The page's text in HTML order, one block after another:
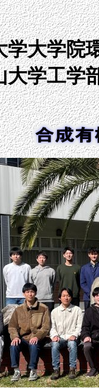
学大学院
大学工学